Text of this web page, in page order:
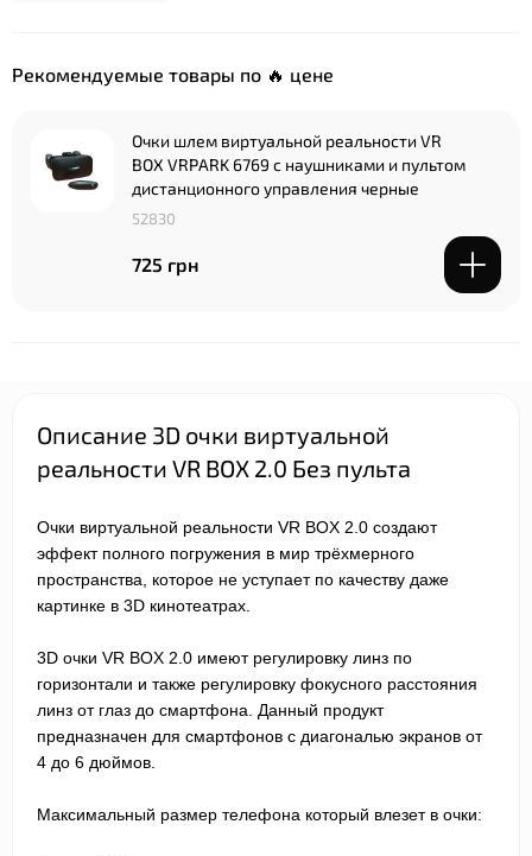
Рекомендуемые товары по 🔥 цене
Очки шлем виртуальной реальности VR
BOX VRPARK 6769 с наушниками и пультом
дистанционного управления черные
52830
725 грн
Описание 3D очки виртуальной
реальности VR BOX 2.0 Без пульта
Очки виртуальной реальности VR BOX 2.0 создают
эффект полного погружения в мир трёхмерного
пространства, которое не уступает по качеству даже
картинке в 3D кинотеатрах.
3D очки VR BOX 2.0 имеют регулировку линз по
горизонтали и также регулировку фокусного расстояния
линз от глаз до смартфона. Данный продукт
предназначен для смартфонов с диагональю экранов от
4 до 6 дюймов.
Максимальный размер телефона который влезет в очки: